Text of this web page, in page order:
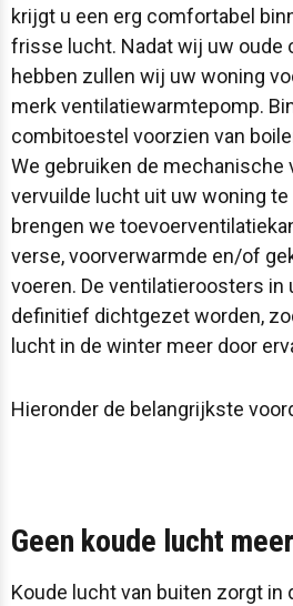
krijgt u een erg comfortabel
frisse lucht. Nadat wij uw oude
hebben zullen wij uw woning
merk ventilatiewarmtepomp.
combitoestel voorzien van
We gebruiken de mechanische
vervuilde lucht uit uw woning te
brengen we
verse, voorverwarmde en/of
voeren. De ventilatieroosters in
definitief dichtgezet worden,
lucht in de winter meer door
Hieronder de belangrijkste
Geen koude lucht
Koude lucht van buiten zorgt in